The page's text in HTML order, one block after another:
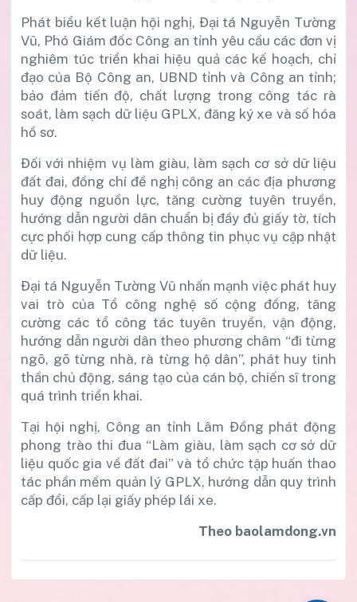
Phát biểu kết luận hội nghị, Đại tá Nguyễn Tường
Vũ, Phó Giám đốc Công an tỉnh yêu cầu các đơn vị
nghiêm túc triển khai hiệu quả các kế hoạch, chỉ
đạo của Bộ Công an, UBND tỉnh và Công an tỉnh;
bảo đảm tiến độ, chất lượng trong công tác rà
soát, làm sạch dữ liệu GPLX, đăng ký xe và số hóa
hồ sơ.
Đối với nhiệm vụ làm giàu, làm sạch cơ sở dữ liệu
đất đai, đồng chí đề nghị công an các địa phương
huy động nguồn lực, tăng cường tuyên truyền,
hướng dẫn người dân chuẩn bị đầy đủ giấy tờ, tích
cực phối hợp cung cấp thông tin phục vụ cập nhật
dữ liệu.
Đại tá Nguyễn Tường Vũ nhấn mạnh việc phát huy
vai trò của Tổ công nghệ số cộng đồng, tăng
cường các tổ công tác tuyên truyền, vận động,
hướng dẫn người dân theo phương châm “đi từng
ngõ, gõ từng nhà, rà từng hộ dân”, phát huy tinh
thần chủ động, sáng tạo của cán bộ, chiến sĩ trong
quá trình triển khai.
Tại hội nghị, Công an tỉnh Lâm Đồng phát động
phong trào thi đua “Làm giàu, làm sạch cơ sở dữ
liệu quốc gia về đất đai” và tổ chức tập huấn thao
tác phần mềm quản lý GPLX, hướng dẫn quy trình
cấp đổi, cấp lại giấy phép lái xe.
Theo baolamdong.vn